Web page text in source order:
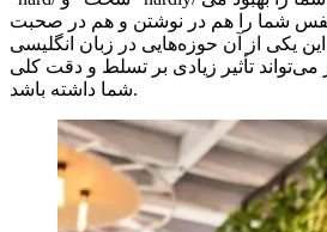
نفس شما را هم در نوشتن و هم در صحبت
یکی از آن حوزه‌هایی در زبان انگلیسی
تأثیر زیادی بر تسلط و دقت کلی
شما داشته باشد.